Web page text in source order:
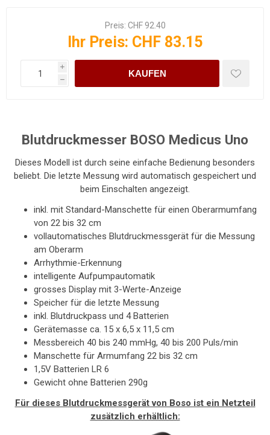
Preis: CHF 92.40
Ihr Preis: CHF 83.15
i
h
KAUFEN
Blutdruckmesser BOSO Medicus Uno
Dieses Modell ist durch seine einfache Bedienung besonders
beliebt. Die letzte Messung wird automatisch gespeichert und
beim Einschalten angezeigt.
inkl. mit Standard-Manschette für einen Oberarmumfang
von 22 bis 32 cm
vollautomatisches Blutdruckmessgerät für die Messung
am Oberarm
Arrhythmie-Erkennung
intelligente Aufpumpautomatik
grosses Display mit 3-Werte-Anzeige
Speicher für die letzte Messung
inkl. Blutdruckpass und 4 Batterien
Gerätemasse ca. 15 x 6,5 x 11,5 cm
Messbereich 40 bis 240 mmHg, 40 bis 200 Puls/min
Manschette für Armumfang 22 bis 32 cm
1,5V Batterien LR 6
Gewicht ohne Batterien 290g
Für dieses Blutdruckmessgerät von Boso ist ein Netzteil
zusätzlich erhältlich: